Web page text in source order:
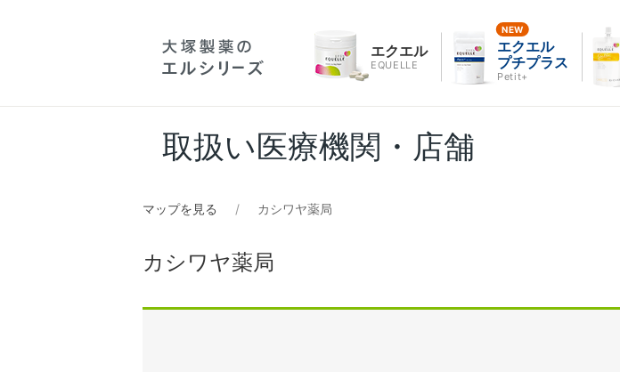
エクエル
EQUELLE
エクエル
プチプラス
Petit+
取扱い医療機関・店舗
マップを見る カシワヤ薬局
カシワヤ薬局